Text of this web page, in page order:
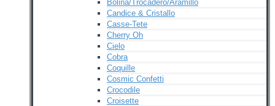
Bolina/Trocadero/Aramillo
Candice & Cristallo
Casse-Tete
Cherry Oh
Cielo
Cobra
Coquille
Cosmic Confetti
Crocodile
Croisette